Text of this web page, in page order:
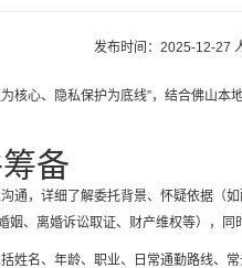
发布时间：2025-12-27
核心、隐私保护为底线”，结合佛山
备
通，详细了解委托背景、怀疑依据（
、离婚诉讼取证、财产维权等），同
姓名、年龄、职业、日常通勤路线、